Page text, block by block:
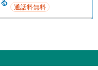
通話料無料